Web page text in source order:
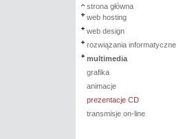
strona główna
web hosting
web design
rozwiązania informatyczne
multimedia
grafika
animacje
prezentacje CD
transmisje on-line